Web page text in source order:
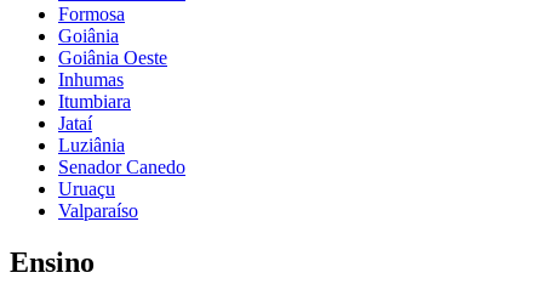
Formosa
Goiânia
Goiânia Oeste
Inhumas
Itumbiara
Jataí
Luziânia
Senador Canedo
Uruaçu
Valparaíso
Ensino